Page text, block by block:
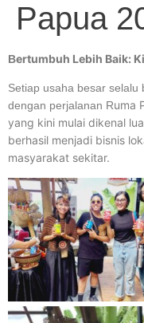
Papua
Bertumbuh Lebih Baik:
Setiap usaha besar selalu
dengan perjalanan Ruma
yang kini mulai dikenal
berhasil menjadi bisnis
masyarakat sekitar.